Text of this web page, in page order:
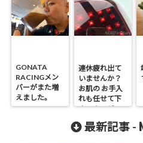
GONATA
RACINGメン
バーがまた増
えました。
連休疲れ出て
いませんか？
お肌の お手入
れも任せて下
さい！マジ
で。。(^^)
最新記事 -